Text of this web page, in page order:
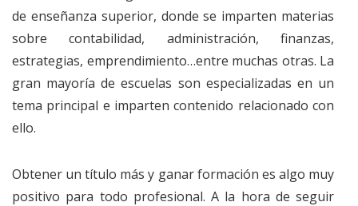
de enseñanza superior, donde se imparten materias
sobre contabilidad, administración, finanzas,
estrategias, emprendimiento…entre muchas otras. La
gran mayoría de escuelas son especializadas en un
tema principal e imparten contenido relacionado con
ello.
Obtener un título más y ganar formación es algo muy
positivo para todo profesional. A la hora de seguir